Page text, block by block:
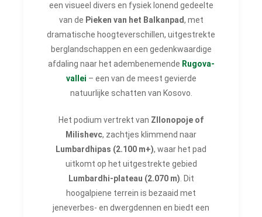
een visueel divers en fysiek lonend gedeelte
van de Pieken van het Balkanpad, met
dramatische hoogteverschillen, uitgestrekte
berglandschappen en een gedenkwaardige
afdaling naar het adembenemende Rugova-
vallei – een van de meest gevierde
natuurlijke schatten van Kosovo.
Het podium vertrekt van Zllonopoje of
Milishevc, zachtjes klimmend naar
Lumbardhipas (2.100 m+), waar het pad
uitkomt op het uitgestrekte gebied
Lumbardhi-plateau (2.070 m) . Dit
hoogalpiene terrein is bezaaid met
jeneverbes- en dwergdennen en biedt een